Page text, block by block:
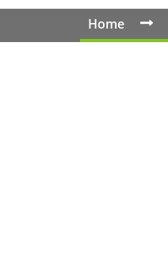
Home